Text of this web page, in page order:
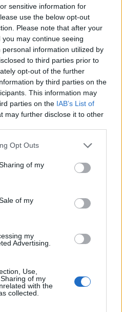
sensitive information for
use the below opt-out
Please note that after your
may continue seeing
information utilized by
to third parties prior to
opt-out of the further
by third parties on the
This information may
parties on the IAB’s List of
may further disclose it to other
uses one or more Google
behaviour. You may click to
and its third-party tags to
purposes in below Google
Opt Outs
of my
of my
my
Advertising.
Use,
of my
with the
collected.
πόλης. Το Bryggen είναι
του παραλιακού δρόμου
παράλληλες σειρές από
στα χρόνια της
Ένωσης που εγκατέστησε
πλευρά του
στη δυτική ακτή της
αεροπορικώς.